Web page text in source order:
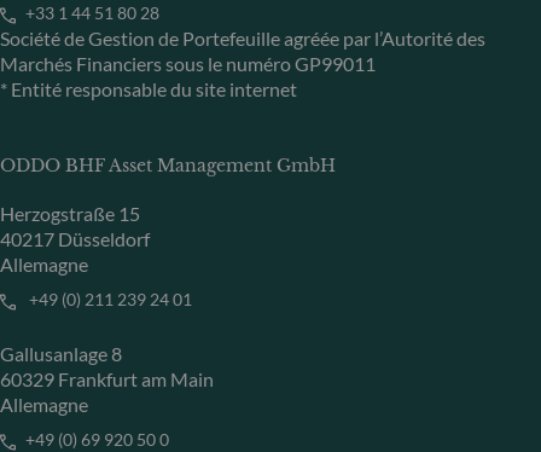
+33 1 44 51 80 28
Société de Gestion de Portefeuille agréée par l’Autorité des
Marchés Financiers sous le numéro GP99011
* Entité responsable du site internet
ODDO BHF Asset Management GmbH
Herzogstraße 15
40217 Düsseldorf
Allemagne
+49 (0) 211 239 24 01
Gallusanlage 8
60329 Frankfurt am Main
Allemagne
+49 (0) 69 920 50 0